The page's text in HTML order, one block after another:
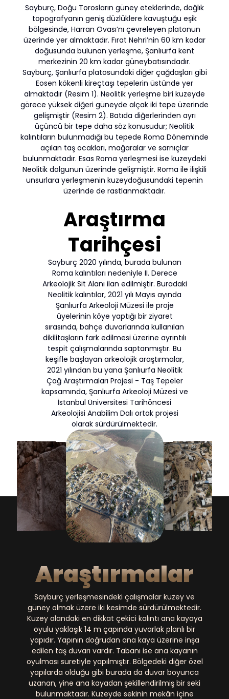
Sayburç, Doğu Torosların güney eteklerinde, dağlık
topografyanın geniş düzlüklere kavuştuğu eşik
bölgesinde, Harran Ovası’nı çevreleyen platonun
üzerinde yer almaktadır. Fırat Nehri’nin 60 km kadar
doğusunda bulunan yerleşme, Şanlıurfa kent
merkezinin 20 km kadar güneybatısındadır.
Sayburç, Şanlıurfa platosundaki diğer çağdaşları gibi
Eosen kökenli kireçtaşı tepelerin üstünde yer
almaktadır (Resim 1). Neolitik yerleşme biri kuzeyde
görece yüksek diğeri güneyde alçak iki tepe üzerinde
gelişmiştir (Resim 2). Batıda diğerlerinden ayrı
üçüncü bir tepe daha söz konusudur; Neolitik
kalıntıların bulunmadığı bu tepede Roma Döneminde
açılan taş ocakları, mağaralar ve sarnıçlar
bulunmaktadır. Esas Roma yerleşmesi ise kuzeydeki
Neolitik dolgunun üzerinde gelişmiştir. Roma ile ilişkili
unsurlara yerleşmenin kuzeydoğusundaki tepenin
üzerinde de rastlanmaktadır.
Araştırma
Tarihçesi
Sayburç 2020 yılında, burada bulunan
Roma kalıntıları nedeniyle II. Derece
Arkeolojik Sit Alanı ilan edilmiştir. Buradaki
Neolitik kalıntılar, 2021 yılı Mayıs ayında
Şanlıurfa Arkeoloji Müzesi ile proje
üyelerinin köye yaptığı bir ziyaret
sırasında, bahçe duvarlarında kullanılan
dikilitaşların fark edilmesi üzerine ayrıntılı
tespit çalışmalarında saptanmıştır. Bu
keşifle başlayan arkeolojik araştırmalar,
2021 yılından bu yana Şanlıurfa Neolitik
Çağ Araştırmaları Projesi - Taş Tepeler
kapsamında, Şanlıurfa Arkeoloji Müzesi ve
İstanbul Üniversitesi Tarihöncesi
Arkeolojisi Anabilim Dalı ortak projesi
olarak sürdürülmektedir.
Arkeolojik
Araştırmalar
Sayburç yerleşmesindeki çalışmalar kuzey ve
güney olmak üzere iki kesimde sürdürülmektedir.
Kuzey alandaki en dikkat çekici kalıntı ana kayaya
oyulu yaklaşık 14 m çapında yuvarlak planlı bir
yapıdır. Yapının doğrudan ana kaya üzerine inşa
edilen taş duvarı vardır. Tabanı ise ana kayanın
oyulması suretiyle yapılmıştır. Bölgedeki diğer özel
yapılarda olduğu gibi burada da duvar boyunca
uzanan, yine ana kayadan şekillendirilmiş bir seki
bulunmaktadır. Kuzeyde sekinin mekân içine